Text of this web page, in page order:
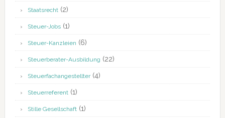
Staatsrecht(2)
Steuer-Jobs(1)
Steuer-Kanzleien (6)
Steuerberater-Ausbildung (22)
Steuerfachangestellter(4)
Steuerreferent(1)
Stille Gesellschaft(1)